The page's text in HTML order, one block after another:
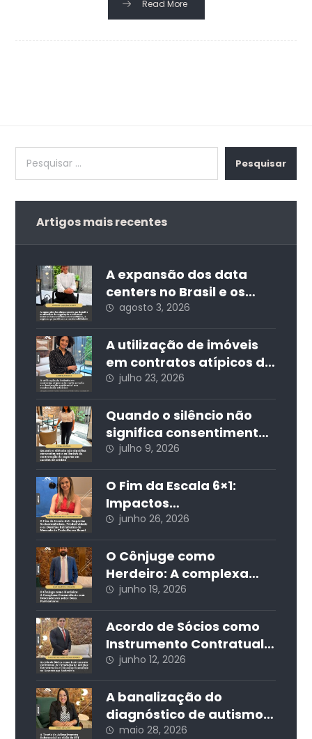
Read More
Pesquisar
Artigos mais recentes
A expansão dos data
centers no Brasil e os
desafios da regulação
ambiental: entre o
desenvolvimento
econômico, a segurança
jurídica e a
sustentabilidade
agosto 3, 2026
A utilização de imóveis
em contratos atípicos de
curta estadia e a
destinação residencial
nos condomínios
edilícios
julho 23, 2026
Quando o silêncio não
significa consentimento:
os limites da
contratação de seguros
em cartões de crédito
julho 9, 2026
O Fim da Escala 6×1:
Impactos
Socioeconômicos,
Produtividade e os
Desafios Estruturais do
Mercado de Trabalho no
Brasil
junho 26, 2026
O Cônjuge como
Herdeiro: A complexa
concorrência com
descendentes sobre
bens particulares
junho 19, 2026
Acordo de Sócios como
Instrumento Contratual
de Prevenção de Litígios:
Estruturação e Cláusulas
Essenciais na
Governança Societária
junho 12, 2026
A banalização do
diagnóstico de autismo
nas redes sociais e seus
maio 28, 2026